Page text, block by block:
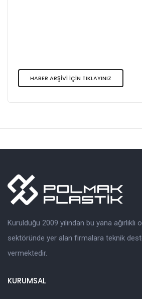
HABER ARŞİVİ İÇİN TIKLAYINIZ
Kurulduğu 2009 yılından bu yana ağırlıklı
sektöründe yer alan firmalara teknik
vermektedir.
KURUMSAL